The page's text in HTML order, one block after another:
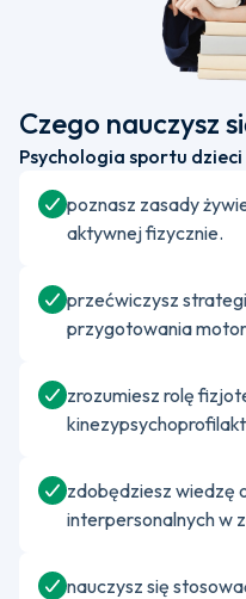
Czego nauczysz
Psychologia sportu dzieci
poznasz zasady
aktywnej fizycznie.
przećwiczysz
przygotowania
zrozumiesz rolę
zdobędziesz wiedzę
interpersonalnych w
nauczysz się